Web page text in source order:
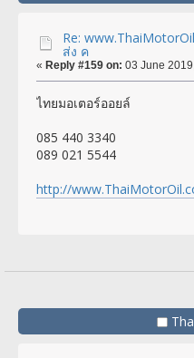
Re:
ส่ง ค
« Reply #159 on: 03 June
ไทยมอเตอร์ออยล์
085 440 3340
089 021 5544
http://